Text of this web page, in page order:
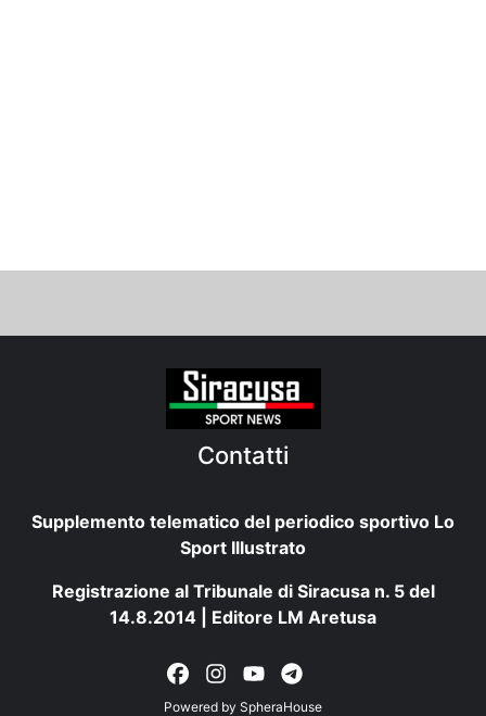
Contatti
Supplemento telematico del periodico sportivo Lo
Sport Illustrato
Registrazione al Tribunale di Siracusa n. 5 del
14.8.2014 | Editore LM Aretusa
Powered by SpheraHouse